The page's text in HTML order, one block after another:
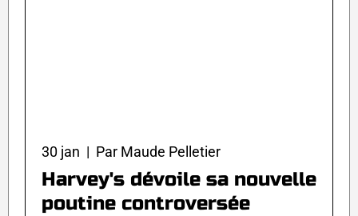
30 jan | Par Maude Pelletier
Harvey's dévoile sa nouvelle
poutine controversée